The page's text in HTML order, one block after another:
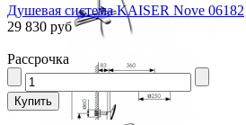
Душевая система KAISER Nove 06182
29 830 руб
Рассрочка